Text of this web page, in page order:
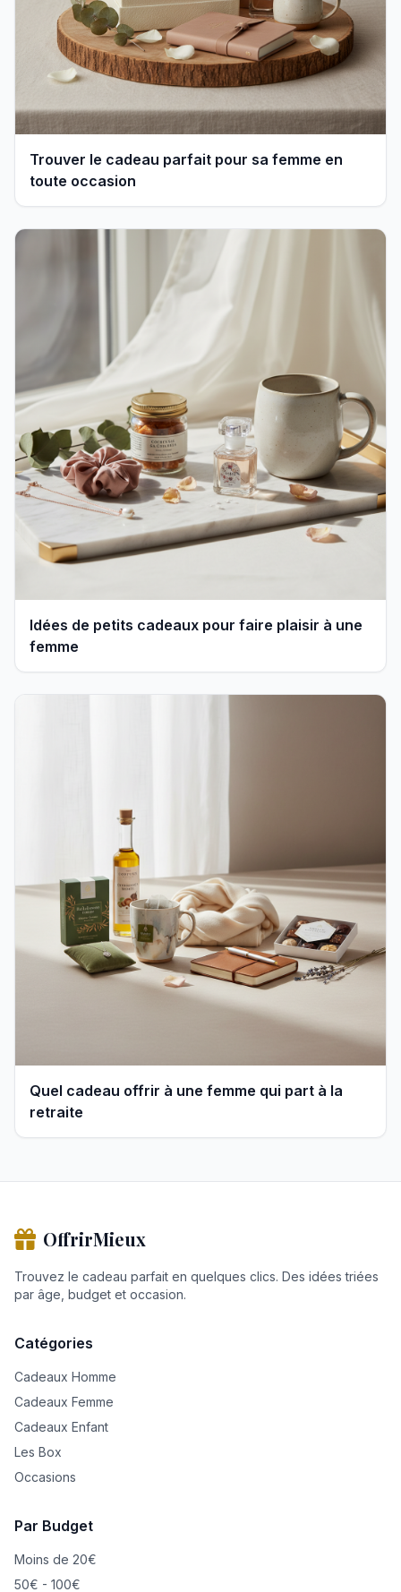
Trouver le cadeau parfait pour sa femme en
toute occasion
Idées de petits cadeaux pour faire plaisir à une
femme
Quel cadeau offrir à une femme qui part à la
retraite
OffrirMieux
Trouvez le cadeau parfait en quelques clics. Des idées triées
par âge, budget et occasion.
Catégories
Cadeaux Homme
Cadeaux Femme
Cadeaux Enfant
Les Box
Occasions
Par Budget
Moins de 20€
50€ - 100€